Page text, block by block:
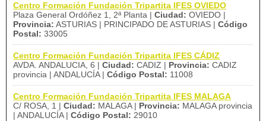
Centro Formación Fundación Tripartita IFES OVIEDO
Plaza General Ordóñez 1, 2ª Planta | Ciudad: OVIEDO |
Provincia: ASTURIAS | PRINCIPADO DE ASTURIAS | Código
Postal: 33005
Centro Formación Fundación Tripartita IFES CÁDIZ
AVDA. ANDALUCIA, 6 | Ciudad: CADIZ | Provincia: CADIZ
provincia | ANDALUCÍA | Código Postal: 11008
Centro Formación Fundación Tripartita IFES MALAGA
C/ ROSA, 1 | Ciudad: MALAGA | Provincia: MALAGA provincia
| ANDALUCÍA | Código Postal: 29010